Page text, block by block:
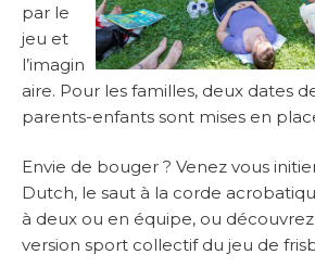
par le
jeu et
l’imagin
aire. Pour les familles, deux dates
parents-enfants sont mises en
Envie de bouger ? Venez vous
Dutch, le saut à la corde
à deux ou en équipe, ou
version sport collectif du jeu de